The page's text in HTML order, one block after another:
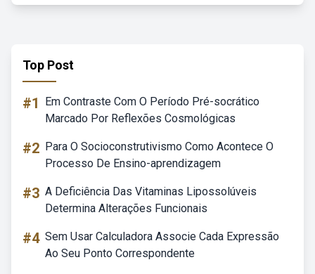
Top Post
#1
Em Contraste Com O Período Pré-socrático
Marcado Por Reflexões Cosmológicas
#2 Para O Socioconstrutivismo Como Acontece O
Processo De Ensino-aprendizagem
#3 A Deficiência Das Vitaminas Lipossolúveis
Determina Alterações Funcionais
#4 Sem Usar Calculadora Associe Cada Expressão
Ao Seu Ponto Correspondente